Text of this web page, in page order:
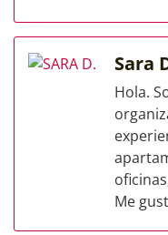
Sara
Hola.
Me